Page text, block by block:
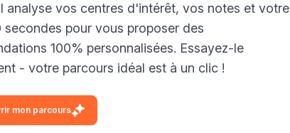
analyse vos centres d'intérêt, vos notes et votre
secondes pour vous proposer des
100% personnalisées. Essayez-le
- votre parcours idéal est à un clic !
mon parcours